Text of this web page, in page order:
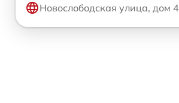
Новослободская улица, дом 4